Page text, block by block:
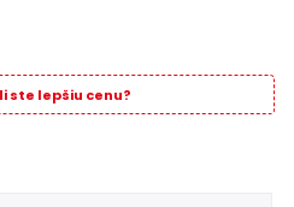
ste lepšiu cenu?